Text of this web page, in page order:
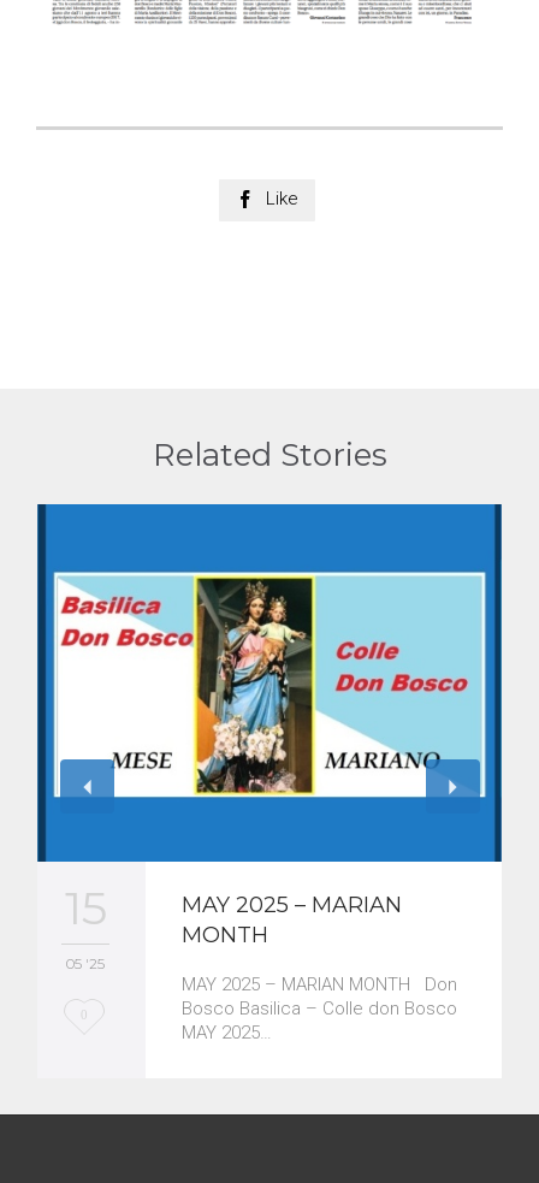
 Like
Related Stories
15
05 '25
L0
MAY 2025 – MARIAN
MONTH
MAY 2025 – MARIAN MONTH Don
Bosco Basilica – Colle don Bosco
MAY 2025…